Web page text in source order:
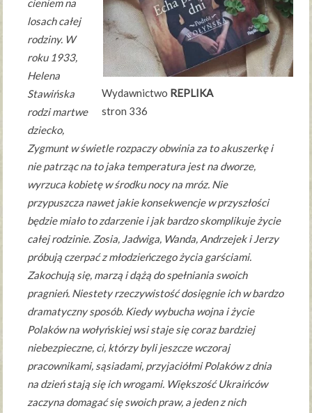
Wydawnictwo REPLIKA
stron 336
cieniem na
losach całej
rodziny. W
roku 1933,
Helena
Stawińska
rodzi martwe
dziecko,
Zygmunt w świetle rozpaczy obwinia za to akuszerkę i
nie patrząc na to jaka temperatura jest na dworze,
wyrzuca kobietę w środku nocy na mróz. Nie
przypuszcza nawet jakie konsekwencje w przyszłości
będzie miało to zdarzenie i jak bardzo skomplikuje życie
całej rodzinie. Zosia, Jadwiga, Wanda, Andrzejek i Jerzy
próbują czerpać z młodzieńczego życia garściami.
Zakochują się, marzą i dążą do spełniania swoich
pragnień. Niestety rzeczywistość dosięgnie ich w bardzo
dramatyczny sposób. Kiedy wybucha wojna i życie
Polaków na wołyńskiej wsi staje się coraz bardziej
niebezpieczne, ci, którzy byli jeszcze wczoraj
pracownikami, sąsiadami, przyjaciółmi Polaków z dnia
na dzień stają się ich wrogami. Większość Ukraińców
zaczyna domagać się swoich praw, a jeden z nich